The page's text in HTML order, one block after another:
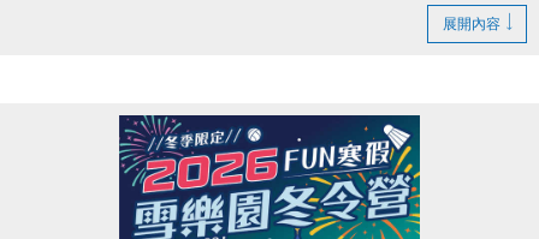
資格二：114年11月份購買優待券、月會員卡、季會員
11月份蘆運消費發票，單筆總金額超過$800。(泳裝販
賣部與兒童體適能之消費不參與此活動)
得獎公告：12/2(二)
展開內容